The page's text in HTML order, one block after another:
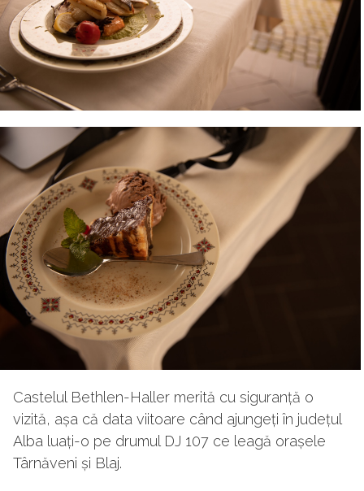
Castelul Bethlen-Haller merită cu siguranță o
vizită, așa că data viitoare când ajungeți în județul
Alba luați-o pe drumul DJ 107 ce leagă orașele
Târnăveni și Blaj.